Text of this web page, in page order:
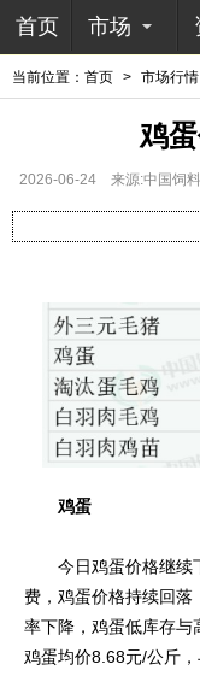
首页 市场
当前位置： 首页 > 市场行情
鸡
2026-06-24 来源:中国饲
鸡蛋
今日鸡蛋价格继续下
费，鸡蛋价格持续回
率下降，鸡蛋低库存与
鸡蛋均价8.68元/公斤